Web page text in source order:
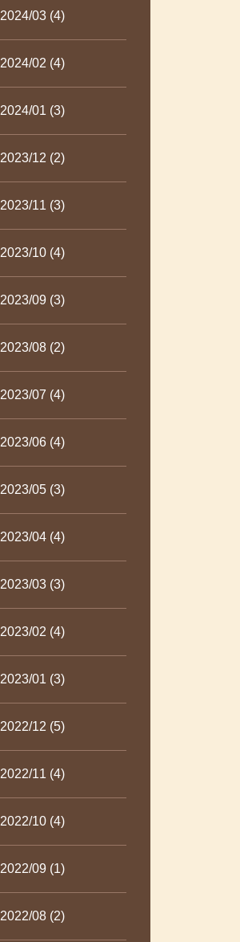
2024/03 (4)
2024/02 (4)
2024/01 (3)
2023/12 (2)
2023/11 (3)
2023/10 (4)
2023/09 (3)
2023/08 (2)
2023/07 (4)
2023/06 (4)
2023/05 (3)
2023/04 (4)
2023/03 (3)
2023/02 (4)
2023/01 (3)
2022/12 (5)
2022/11 (4)
2022/10 (4)
2022/09 (1)
2022/08 (2)